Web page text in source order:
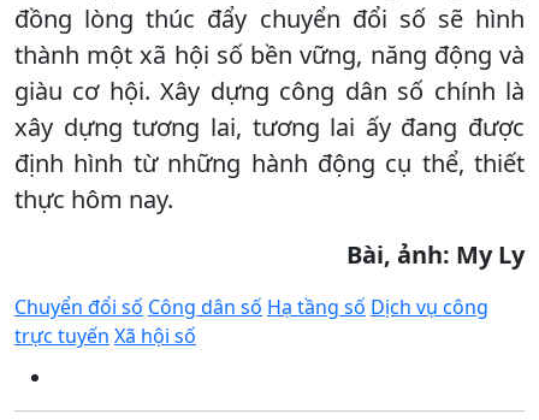
đồng lòng thúc đẩy chuyển đổi số sẽ hình
thành một xã hội số bền vững, năng động và
giàu cơ hội. Xây dựng công dân số chính là
xây dựng tương lai, tương lai ấy đang được
định hình từ những hành động cụ thể, thiết
thực hôm nay.
Bài, ảnh: My Ly
Chuyển đổi số Công dân số Hạ tầng số Dịch vụ công
trực tuyến Xã hội số